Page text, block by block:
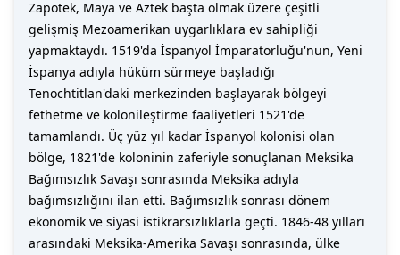
Zapotek, Maya ve Aztek başta olmak üzere çeşitli
gelişmiş Mezoamerikan uygarlıklara ev sahipliği
yapmaktaydı. 1519'da İspanyol İmparatorluğu'nun, Yeni
İspanya adıyla hüküm sürmeye başladığı
Tenochtitlan'daki merkezinden başlayarak bölgeyi
fethetme ve kolonileştirme faaliyetleri 1521'de
tamamlandı. Üç yüz yıl kadar İspanyol kolonisi olan
bölge, 1821'de koloninin zaferiyle sonuçlanan Meksika
Bağımsızlık Savaşı sonrasında Meksika adıyla
bağımsızlığını ilan etti. Bağımsızlık sonrası dönem
ekonomik ve siyasi istikrarsızlıklarla geçti. 1846-48 yılları
arasındaki Meksika-Amerika Savaşı sonrasında, ülke